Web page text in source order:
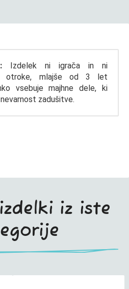
Izdelek ni igrača in ni
otroke, mlajše od 3 let
vsebuje majhne dele, ki
zadušitve.
iz iste